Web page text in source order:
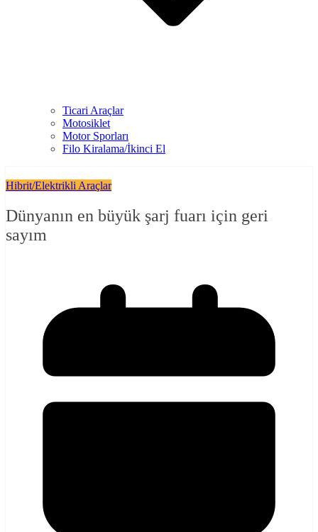
Ticari Araçlar
Motosiklet
Motor Sporları
Filo Kiralama/İkinci El
Hibrit/Elektrikli Araçlar
Dünyanın en büyük şarj fuarı için geri
sayım